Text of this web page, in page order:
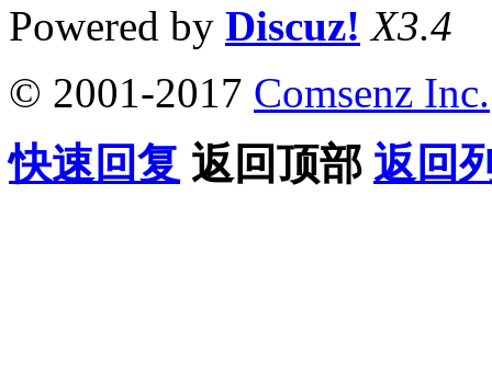
Powered by Discuz! X3.4
© 2001-2017 Comsenz Inc.
快速回复 返回顶部 返回